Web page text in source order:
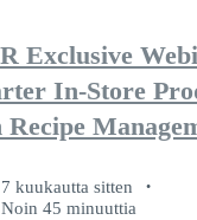
Exclusive
In-Store
7 kuukautta sitten
Noin 45 minuuttia